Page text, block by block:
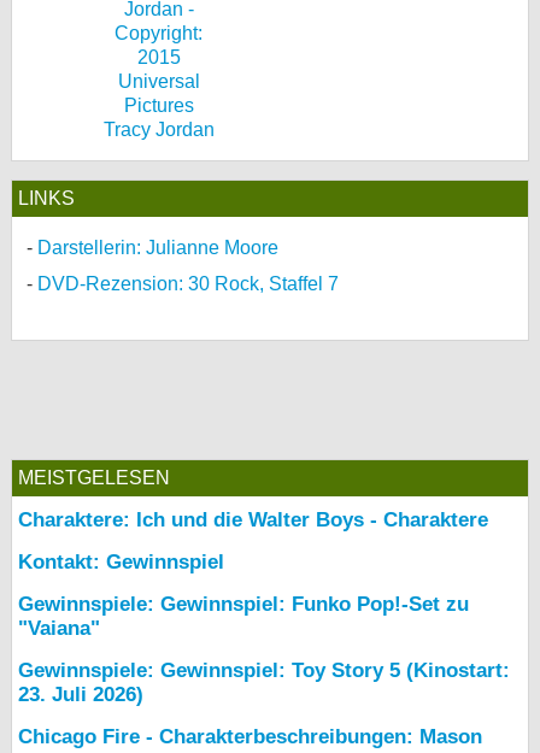
Tracy Jordan
LINKS
Darstellerin: Julianne Moore
DVD-Rezension: 30 Rock, Staffel 7
MEISTGELESEN
Charaktere: Ich und die Walter Boys - Charaktere
Kontakt: Gewinnspiel
Gewinnspiele: Gewinnspiel: Funko Pop!-Set zu
"Vaiana"
Gewinnspiele: Gewinnspiel: Toy Story 5 (Kinostart:
23. Juli 2026)
Chicago Fire - Charakterbeschreibungen: Mason